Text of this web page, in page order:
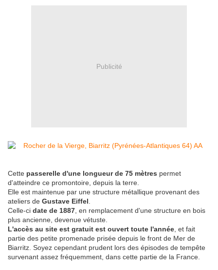
Publicité
Cette passerelle d'une longueur de 75 mètres permet
d'atteindre ce promontoire, depuis la terre.
Elle est maintenue par une structure métallique provenant des
ateliers de Gustave Eiffel
Celle-ci date de 1887 , en remplacement d'une structure en bois
plus ancienne, devenue vétuste.
L'accès au site est gratuit est ouvert toute l'année , et fait
partie des petite promenade prisée depuis le front de Mer de
Biarritz. Soyez cependant prudent lors des épisodes de tempête
survenant assez fréquemment, dans cette partie de la France.